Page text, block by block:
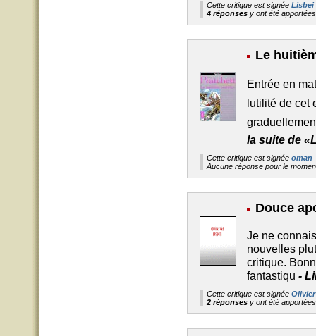
Cette critique est signée Lisbei
4 réponses y ont été
Le
Entrée en
lutilité de
la suite de
Cette critique est signée oman
Aucune réponse pour le
Douce
Je ne
nouvelles
critique.
fantastiqu -
Cette critique est signée Olivier
2 réponses y ont été